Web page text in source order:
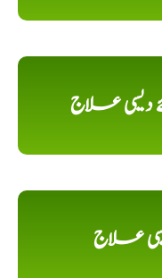
دیسی علاج
علاج